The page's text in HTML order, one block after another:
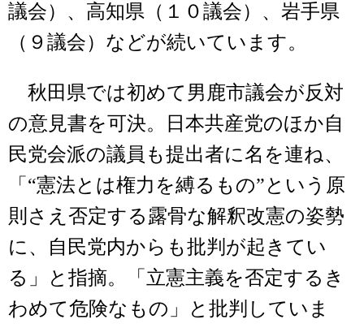
議会）、高知県（１０議会）、岩手県
（９議会）などが続いています。
秋田県では初めて男鹿市議会が反対
の意見書を可決。日本共産党のほか自
民党会派の議員も提出者に名を連ね、
「“憲法とは権力を縛るもの”という原
則さえ否定する露骨な解釈改憲の姿勢
に、自民党内からも批判が起きてい
る」と指摘。「立憲主義を否定するき
わめて危険なもの」と批判していま